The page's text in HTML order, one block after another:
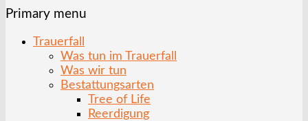
Primary menu
Trauerfall
Was tun im Trauerfall
Was wir tun
Bestattungsarten
Tree of Life
Reerdigung